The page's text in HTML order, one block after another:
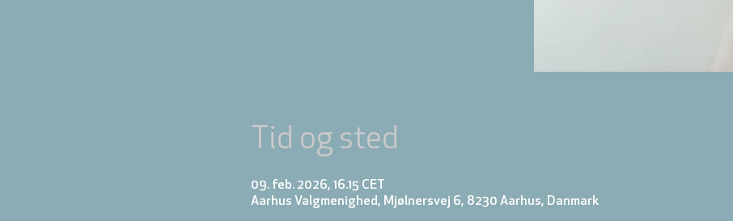
Tid og sted
09. feb. 2026, 16.15 CET
Aarhus Valgmenighed, Mjølnersvej 6, 8230 Aarhus, Danmark